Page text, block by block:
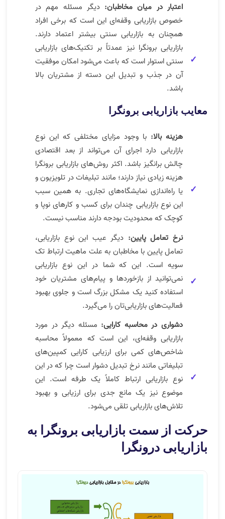
اعتبار در میان مخاطبان:دیگر مسئله مهم در
خصوص بازاریابی وقفه‌ای این است که برخی افراد
همچنان به بازاریابی سنتی بیشتر اعتماد دارند.
بازاریابی برونگرا نیز عمدتاً بر تکنیک‌های بازاریابی
سنتی استوار است که باعث می‌شود امکان موفقیت
آن در جذب و تبدیل این دسته از مشتریان بالا
باشد.
معایب بازاریابی برونگرا
هزینه بالا: با وجود مزایای مختلفی که این نوع
بازاریابی دارد اجرای آن می‌تواند از بعد اقتصادی
چالش برانگیز باشد. اکثر روش‌های بازاریابی برونگرا
هزینه زیادی نیاز دارند؛ مانند تبلیغات در تلویزیون و
یا راه‌اندازی نمایشگاه‌های تجاری. به همین سبب
این نوع بازاریابی چندان برای کسب و کارهای نوپا و
کوچک که محدودیت بودجه دارند مناسب نیست.
نرخ تعامل پایین: دیگر عیب این نوع بازاریابی،
تعامل پایین با مخاطبان به علت ماهیت ارتباط تک
سویه است. این که شما در این نوع بازاریابی
نمی‌توانید از بازخوردها و پیام‌های مشتریان خود
استفاده کنید یک مشکل بزرگ است و جلوی بهبود
فعالیت‌های بازاریابی‌تان را می‌گیرد.
دشواری در محاسبه کارایی: مسئله دیگر در مورد
بازاریابی وقفه‌ای، این است که معمولاً محاسبه
شاخص‌های کمی برای ارزیابی کارایی کمپین‌های
تبلیغاتی مانند نرخ تبدیل دشوار است چرا که در این
نوع بازاریابی ارتباط کاملاً یک طرفه است. این
موضوع نیز یک مانع جدی برای ارزیابی و بهبود
تلاش‌های بازاریابی تلقی می‌شود.
حرکت از سمت بازاریابی برونگرا به
بازاریابی درونگرا